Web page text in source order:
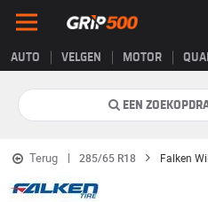
AUTO VELGEN MOTOR
EEN
Terug 285/65 R18 Falken